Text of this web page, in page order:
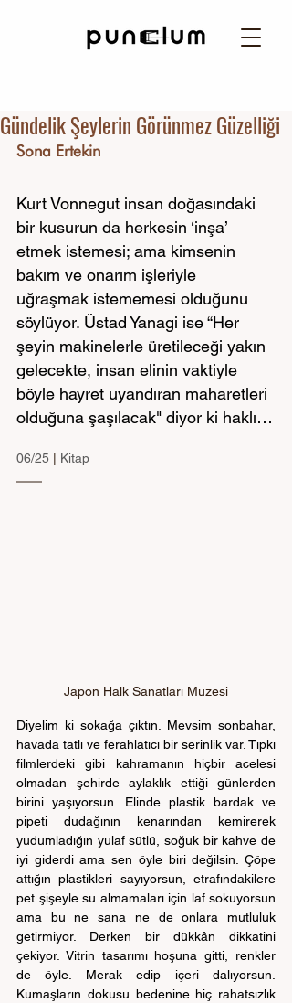
Gündelik Şeylerin Görünmez Güzelliği
Sona Ertekin
Kurt Vonnegut insan doğasındaki
bir kusurun da herkesin ‘inşa’
etmek istemesi; ama kimsenin
bakım ve onarım işleriyle
uğraşmak istememesi olduğunu
söylüyor. Üstad Yanagi ise “Her
şeyin makinelerle üretileceği yakın
gelecekte, insan elinin vaktiyle
böyle hayret uyandıran maharetleri
olduğuna şaşılacak" diyor ki haklı…
06/25 Kitap
Japon Halk Sanatları Müzesi
Diyelim ki sokağa çıktın. Mevsim sonbahar,
havada tatlı ve ferahlatıcı bir serinlik var. Tıpkı
filmlerdeki gibi kahramanın hiçbir acelesi
olmadan şehirde aylaklık ettiği günlerden
birini yaşıyorsun. Elinde plastik bardak ve
pipeti dudağının kenarından kemirerek
yudumladığın yulaf sütlü, soğuk bir kahve de
iyi giderdi ama sen öyle biri değilsin. Çöpe
attığın plastikleri sayıyorsun, etrafındakilere
pet şişeyle su almamaları için laf sokuyorsun
ama bu ne sana ne de onlara mutluluk
getirmiyor. Derken bir dükkân dikkatini
çekiyor. Vitrin tasarımı hoşuna gitti, renkler
de öyle. Merak edip içeri dalıyorsun.
Kumaşların dokusu bedenine hiç rahatsızlık